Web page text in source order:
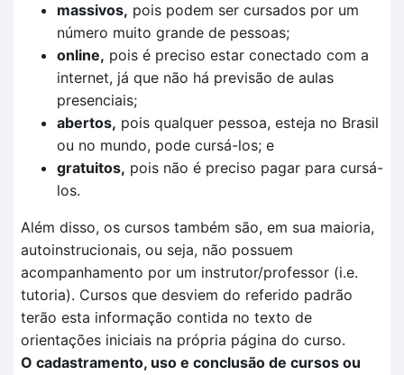
massivos, pois podem ser cursados por um
número muito grande de pessoas;
online, pois é preciso estar conectado com a
internet, já que não há previsão de aulas
presenciais;
abertos, pois qualquer pessoa, esteja no Brasil
ou no mundo, pode cursá-los; e
gratuitos, pois não é preciso pagar para cursá-
los.
Além disso, os cursos também são, em sua maioria,
autoinstrucionais, ou seja, não possuem
acompanhamento por um instrutor/professor (i.e.
tutoria). Cursos que desviem do referido padrão
terão esta informação contida no texto de
orientações iniciais na própria página do curso.
O cadastramento, uso e conclusão de cursos ou